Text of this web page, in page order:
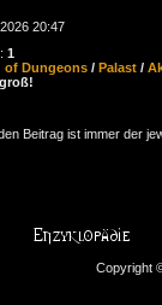
20:47
1
of Dungeons / Palast /
Beitrag ist immer der
Copyright